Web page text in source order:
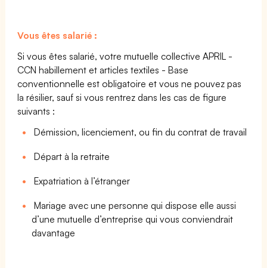
Vous êtes salarié :
Si vous êtes salarié, votre mutuelle collective APRIL -
CCN habillement et articles textiles - Base
conventionnelle est obligatoire et vous ne pouvez pas
la résilier, sauf si vous rentrez dans les cas de figure
suivants :
Démission, licenciement, ou fin du contrat de travail
Départ à la retraite
Expatriation à l’étranger
Mariage avec une personne qui dispose elle aussi
d’une mutuelle d’entreprise qui vous conviendrait
davantage